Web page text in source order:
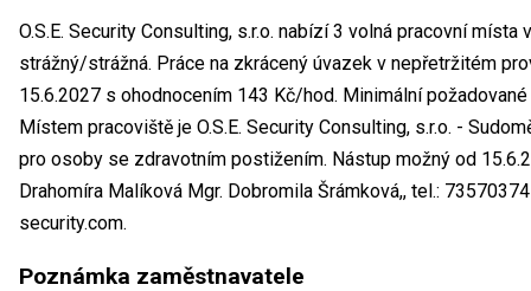
O.S.E. Security Consulting, s.r.o. nabízí 3 volná pracovní
strážný/strážná. Práce na zkrácený úvazek v nepřetržitém
15.6.2027 s ohodnocením 143 Kč/hod. Minimální
Místem pracoviště je O.S.E. Security Consulting, s.r.o. -
pro osoby se zdravotním postižením. Nástup možný od
Drahomíra Malíková Mgr. Dobromila Šrámková,, tel.:
security.com.
Poznámka zaměstnavatele